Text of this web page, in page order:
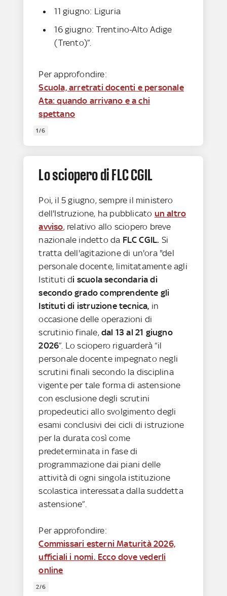
11 giugno: Liguria
16 giugno: Trentino-Alto Adige
(Trento)”.
Per approfondire:
Scuola, arretrati docenti e personale
Ata: quando arrivano e a chi
spettano
1/6
Lo sciopero di FLC CGIL
Poi, il 5 giugno, sempre il ministero
dell'Istruzione, ha pubblicato un altro
avviso, relativo allo sciopero breve
nazionale indetto da FLC CGIL. Si
tratta dell'agitazione di un'ora "del
personale docente, limitatamente agli
Istituti di scuola secondaria di
secondo grado comprendente gli
Istituti di istruzione tecnica, in
occasione delle operazioni di
scrutinio finale,dal 13 al 21 giugno
2026”. Lo sciopero riguarderà “il
personale docente impegnato negli
scrutini finali secondo la disciplina
vigente per tale forma di astensione
con esclusione degli scrutini
propedeutici allo svolgimento degli
esami conclusivi dei cicli di istruzione
per la durata così come
predeterminata in fase di
programmazione dai piani delle
attività di ogni singola istituzione
scolastica interessata dalla suddetta
astensione”.
Per approfondire:
Commissari esterni Maturità 2026,
ufficiali i nomi. Ecco dove vederli
online
2/6